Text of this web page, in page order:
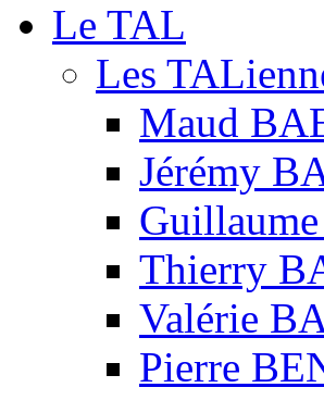
Le TAL
Les
Maud
Jérémy
Thierry
Valérie
Pierre